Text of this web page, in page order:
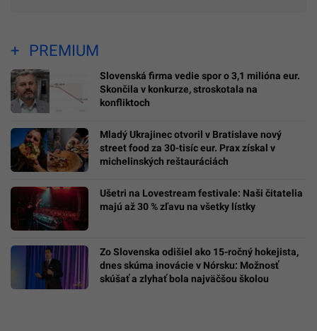
PREMIUM
Slovenská firma vedie spor o 3,1 milióna eur.
Skončila v konkurze, stroskotala na
konfliktoch
Mladý Ukrajinec otvoril v Bratislave nový
street food za 30-tisíc eur. Prax získal v
michelinských reštauráciách
Ušetri na Lovestream festivale: Naši čitatelia
majú až 30 % zľavu na všetky lístky
Zo Slovenska odišiel ako 15-ročný hokejista,
dnes skúma inovácie v Nórsku: Možnosť
skúšať a zlyhať bola najväčšou školou